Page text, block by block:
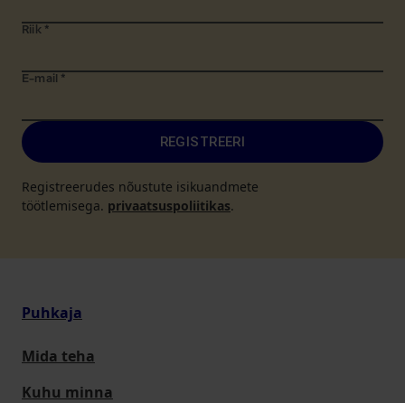
Riik *
E-mail *
REGISTREERI
Registreerudes nõustute isikuandmete
töötlemisega. privaatsuspoliitikas.
Puhkaja
Mida teha
Kuhu minna